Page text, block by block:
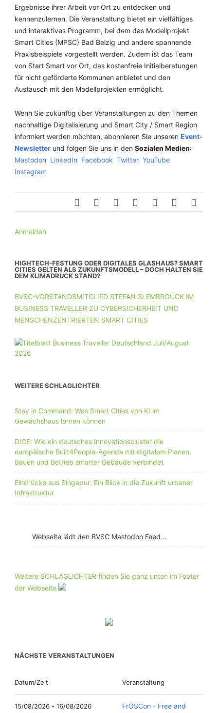
Ergebnisse ihrer Arbeit vor Ort zu entdecken und
kennenzulernen. Die Veranstaltung bietet ein vielfältiges
und interaktives Programm, bei dem das Modellprojekt
Smart Cities (MPSC) Bad Belzig und andere spannende
Praxisbeispiele vorgestellt werden. Zudem ist das Team
von Start Smart vor Ort, das kostenfreie Initialberatungen
für nicht geförderte Kommunen anbietet und den
Austausch mit den Modellprojekten ermöglicht.
Wenn Sie zukünftig über Veranstaltungen zu den Themen
nachhaltige Digitalisierung und Smart City / Smart Region
informiert werden möchten, abonnieren Sie unseren Event-
Newsletter und folgen Sie uns in den Sozialen Medien:
Mastodon LinkedIn Facebook Twitter YouTube
Instagram
Anmelden
HIGHTECH-FESTUNG ODER DIGITALES GLASHAUS? SMART
CITIES GELTEN ALS ZUKUNFTSMODELL – DOCH HALTEN SIE
DEM KLIMADRUCK STAND?
BVSC-VORSTANDSMITGLIED STEFAN SLEMBROUCK IM
BUSINESS TRAVELLER ZU CYBERSICHERHEIT UND
MENSCHENZENTRIERTEN SMART CITIES
WEITERE SCHLAGLICHTER
Stay in Command: Was Smart Cities von KI im
Gewächshaus lernen können
DICE: Wie ein deutsches Innovationscluster die
europäische Built4People-Agenda mit digitalem Planen,
Bauen und Betrieb smarter Gebäude verbindet
Eindrücke aus Singapur: Ein Blick in die Zukunft urbaner
Infrastruktur
Webseite lädt den BVSC Mastodon Feed...
Weitere SCHLAGLICHTER finden Sie ganz unten im Footer
der Webseite
NÄCHSTE VERANSTALTUNGEN
Datum/Zeit Veranstaltung
15/08/2026 - 16/08/2026
FrOSCon - Free and